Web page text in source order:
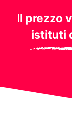
Il prezzo
istituti